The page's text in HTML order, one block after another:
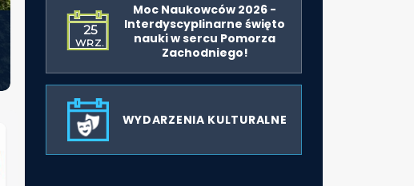
25
WRZ.
Moc Naukowców 2026 -
Interdyscyplinarne święto
nauki w sercu Pomorza
Zachodniego!
WYDARZENIA KULTURALNE